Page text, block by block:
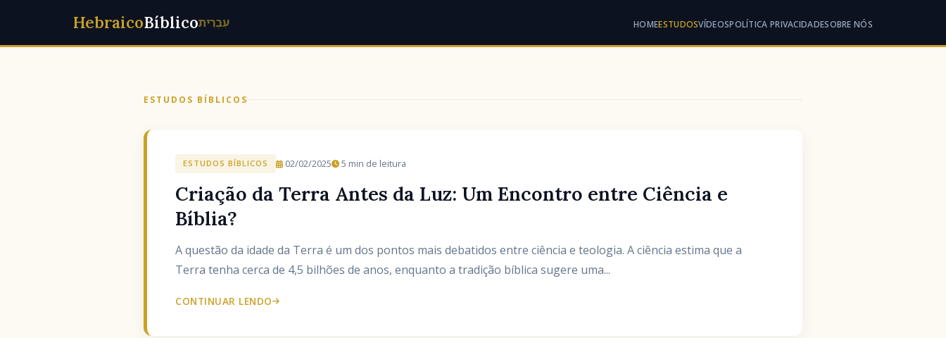
HebraicoBíblicoעִבְרִית HOMEESTUDOSVÍDEOSPOLÍTICA PRIVACIDADESOBRE NÓS
ESTUDOS BÍBLICOS
ESTUDOS BÍBLICOS 02/02/2025 5 min de leitura
Criação da Terra Antes da Luz: Um Encontro entre Ciência e
Bíblia?
A questão da idade da Terra é um dos pontos mais debatidos entre ciência e teologia. A ciência estima que a
Terra tenha cerca de 4,5 bilhões de anos, enquanto a tradição bíblica sugere uma...
CONTINUAR LENDO